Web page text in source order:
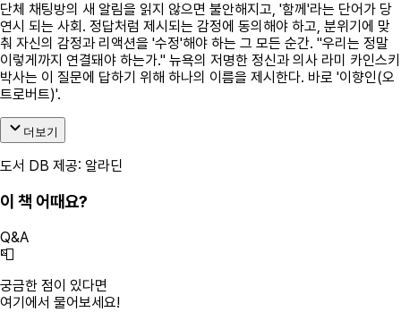
단체 채팅방의 새 알림을 읽지 않으면 불안해지고, '함께'라는 단어가 당
연시 되는 사회. 정답처럼 제시되는 감정에 동의해야 하고, 분위기에 맞
춰 자신의 감정과 리액션을 '수정'해야 하는 그 모든 순간. "우리는 정말
이렇게까지 연결돼야 하는가." 뉴욕의 저명한 정신과 의사 라미 카인스키
박사는 이 질문에 답하기 위해 하나의 이름을 제시한다. 바로 '이향인(오
트로버트)'.
더보기
도서 DB 제공: 알라딘
이 책 어때요?
Q&A
📮
궁금한 점이 있다면
여기에서 물어보세요!